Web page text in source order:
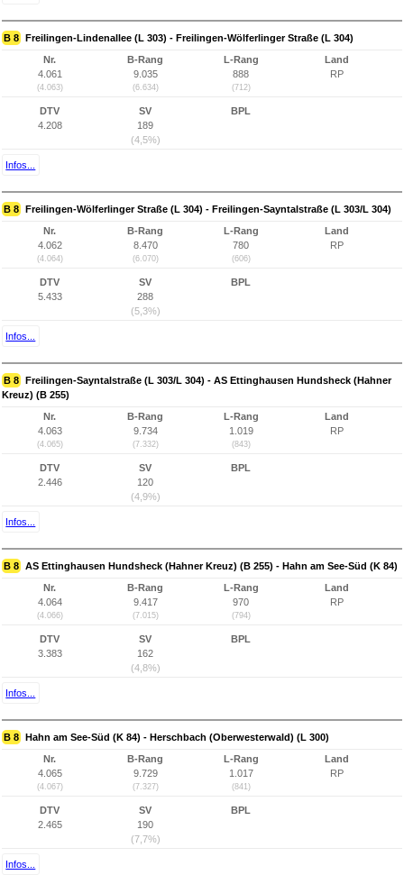
B 8 Freilingen-Lindenallee (L 303) - Freilingen-Wölferlinger Straße (L 304)
Nr.
4.061
(4.063)
B-Rang
9.035
(6.634)
L-Rang
888
(712)
Land
RP
DTV
4.208
SV
189
(4,5%)
BPL
Infos...
B 8 Freilingen-Wölferlinger Straße (L 304) - Freilingen-Sayntalstraße (L 303/L 304)
Nr.
4.062
(4.064)
B-Rang
8.470
(6.070)
L-Rang
780
(606)
Land
RP
DTV
5.433
SV
288
(5,3%)
BPL
Infos...
B 8 Freilingen-Sayntalstraße (L 303/L 304) - AS Ettinghausen Hundsheck (Hahner
Kreuz) (B 255)
Nr.
4.063
(4.065)
B-Rang
9.734
(7.332)
L-Rang
1.019
(843)
Land
RP
DTV
2.446
SV
120
(4,9%)
BPL
Infos...
B 8 AS Ettinghausen Hundsheck (Hahner Kreuz) (B 255) - Hahn am See-Süd (K 84)
Nr.
4.064
(4.066)
B-Rang
9.417
(7.015)
L-Rang
970
(794)
Land
RP
DTV
3.383
SV
162
(4,8%)
BPL
Infos...
B 8 Hahn am See-Süd (K 84) - Herschbach (Oberwesterwald) (L 300)
Nr.
4.065
(4.067)
B-Rang
9.729
(7.327)
L-Rang
1.017
(841)
Land
RP
DTV
2.465
SV
190
(7,7%)
BPL
Infos...